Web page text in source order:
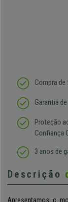
Compra de
Garantia
Proteção
Confiança
3 anos de
Descrição
Apresentamos o